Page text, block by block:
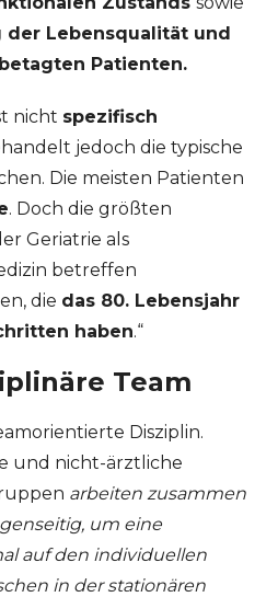
der Lebensqualität und
Patienten.
nicht spezifisch
jedoch die typische
Die meisten Patienten
. Doch die größten
Geriatrie als
betreffen
die das 80. Lebensjahr
haben.“
Team
Disziplin.
und nicht-ärztliche
arbeiten zusammen
um eine
auf den individuellen
in der stationären